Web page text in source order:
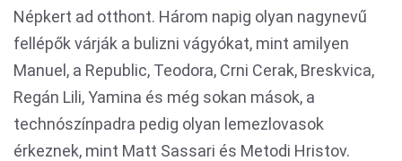
Népkert ad otthont. Három napig olyan nagynevű
fellépők várják a bulizni vágyókat, mint amilyen
Manuel, a Republic, Teodora, Crni Cerak, Breskvica,
Regán Lili, Yamina és még sokan mások, a
technószínpadra pedig olyan lemezlovasok
érkeznek, mint Matt Sassari és Metodi Hristov.